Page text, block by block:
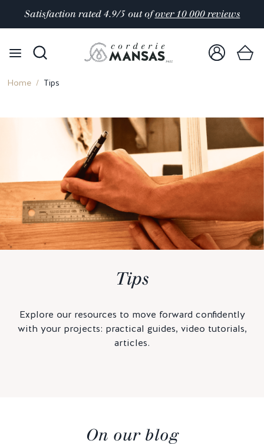
Satisfaction rated 4.9/5 out ofover 10 000 reviews
Home Tips
Tips
Explore our resources to move forward confidently
with your projects: practical guides, video tutorials,
articles.
On our blog